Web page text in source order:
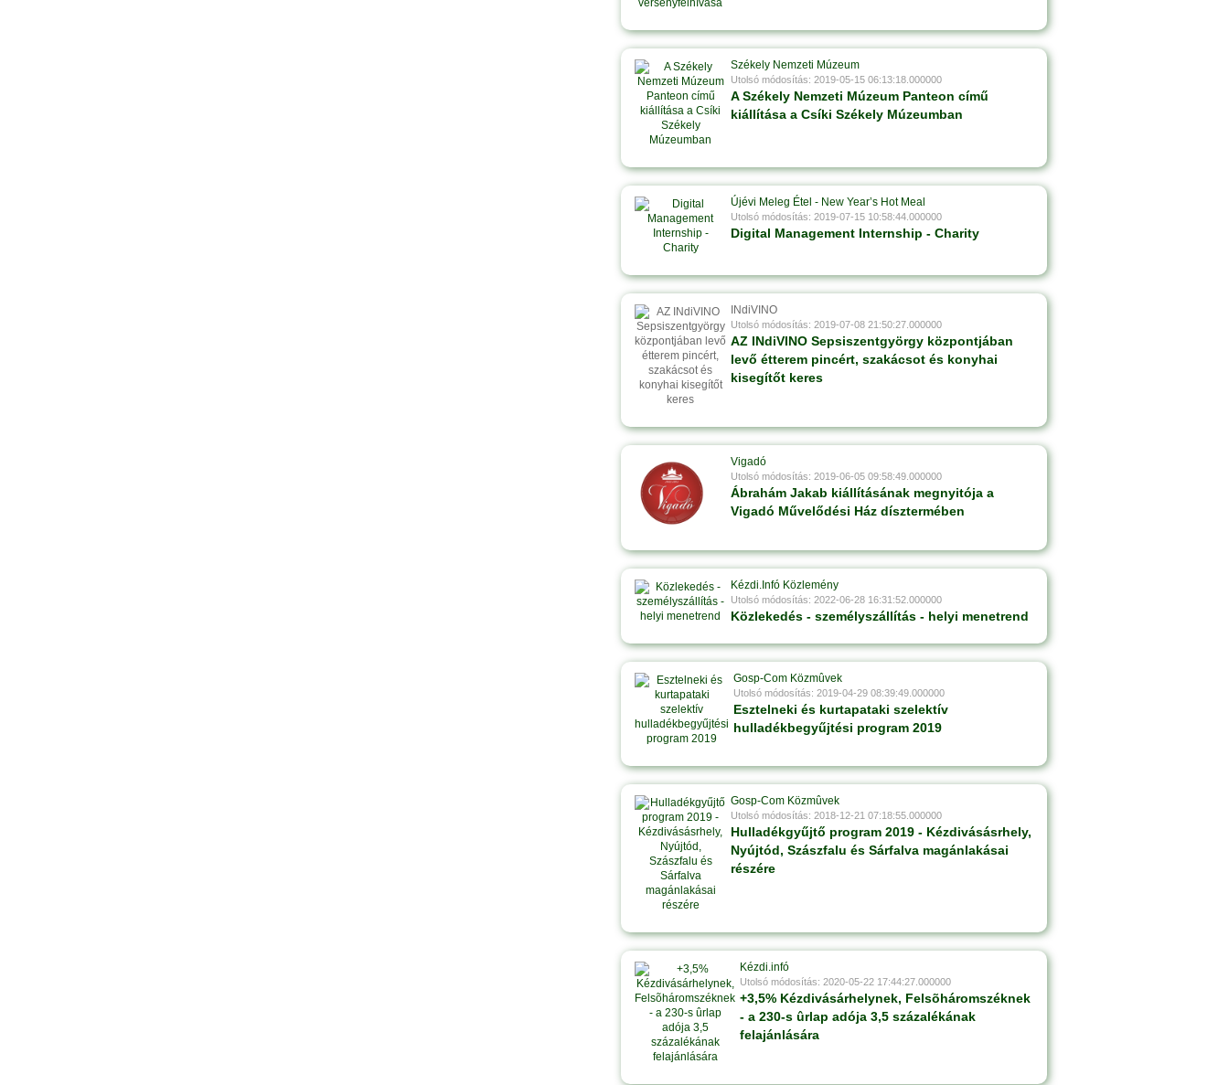
Székely Nemzeti Múzeum
Utolsó módosítás: 2019-05-15 06:13:18.000000
A Székely Nemzeti Múzeum Panteon című
kiállítása a Csíki Székely Múzeumban
Újévi Meleg Étel - New Year’s Hot Meal
Utolsó módosítás: 2019-07-15 10:58:44.000000
Digital Management Internship - Charity
INdiVINO
Utolsó módosítás: 2019-07-08 21:50:27.000000
AZ INdiVINO Sepsiszentgyörgy központjában
levő étterem pincért, szakácsot és konyhai
kisegítőt keres
Vigadó
Utolsó módosítás: 2019-06-05 09:58:49.000000
Ábrahám Jakab kiállításának megnyitója a
Vigadó Művelődési Ház dísztermében
Kézdi.Infó Közlemény
Utolsó módosítás: 2022-06-28 16:31:52.000000
Közlekedés - személyszállítás - helyi menetrend
Gosp-Com Közmûvek
Utolsó módosítás: 2019-04-29 08:39:49.000000
Esztelneki és kurtapataki szelektív
hulladékbegyűjtési program 2019
Gosp-Com Közmûvek
Utolsó módosítás: 2018-12-21 07:18:55.000000
Hulladékgyűjtő program 2019 - Kézdivásásrhely,
Nyújtód, Szászfalu és Sárfalva magánlakásai
részére
Kézdi.infó
Utolsó módosítás: 2020-05-22 17:44:27.000000
+3,5% Kézdivásárhelynek, Felsõháromszéknek
- a 230-s ûrlap adója 3,5 százalékának
felajánlására